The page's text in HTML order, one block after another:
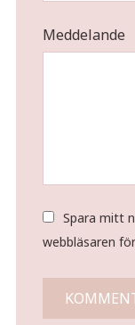
Meddelande
Spara mitt
webbläsaren